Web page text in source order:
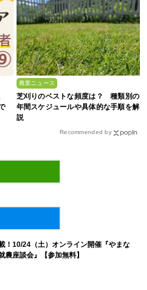
農業ニュース
芝刈りのベストな頻度は？ 種類別の
年間スケジュールや具体的な手順を解
説
Recommended by
！10/24（土）オンライン開催『やまな
農座談会』【参加無料】